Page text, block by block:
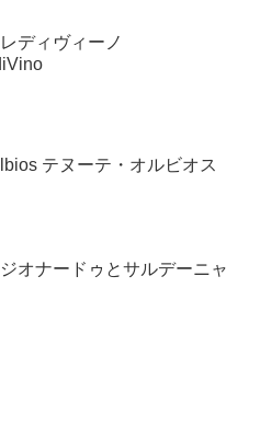
ディヴィーノ
テヌーテ・オルビオス
オナードゥとサルデーニャ